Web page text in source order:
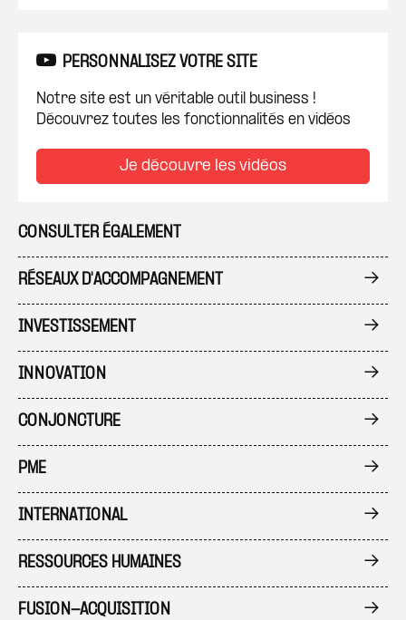
PERSONNALISEZ VOTRE SITE
Notre site est un véritable outil business !
Découvrez toutes les fonctionnalités en vidéos
Je découvre les vidéos
CONSULTER ÉGALEMENT
RÉSEAUX D'ACCOMPAGNEMENT
INVESTISSEMENT
INNOVATION
CONJONCTURE
PME
INTERNATIONAL
RESSOURCES HUMAINES
FUSION-ACQUISITION